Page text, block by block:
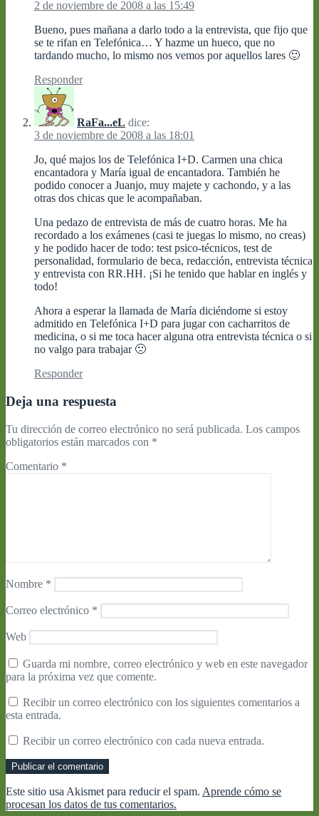
2 de noviembre de 2008 a las 15:49
Bueno, pues mañana a darlo todo a la entrevista, que fijo que
se te rifan en Telefónica… Y hazme un hueco, que no
tardando mucho, lo mismo nos vemos por aquellos lares 🙂
Responder
RaFa...eL dice:
3 de noviembre de 2008 a las 18:01
Jo, qué majos los de Telefónica I+D. Carmen una chica
encantadora y María igual de encantadora. También he
podido conocer a Juanjo, muy majete y cachondo, y a las
otras dos chicas que le acompañaban.
Una pedazo de entrevista de más de cuatro horas. Me ha
recordado a los exámenes (casi te juegas lo mismo, no creas)
y he podido hacer de todo: test psico-técnicos, test de
personalidad, formulario de beca, redacción, entrevista técnica
y entrevista con RR.HH. ¡Si he tenido que hablar en inglés y
todo!
Ahora a esperar la llamada de María diciéndome si estoy
admitido en Telefónica I+D para jugar con cacharritos de
medicina, o si me toca hacer alguna otra entrevista técnica o si
no valgo para trabajar 🙁
Responder
Deja una respuesta
Tu dirección de correo electrónico no será publicada. Los campos
obligatorios están marcados con *
Comentario *
Nombre *
Correo electrónico *
Web
Guarda mi nombre, correo electrónico y web en este navegador
para la próxima vez que comente.
Recibir un correo electrónico con los siguientes comentarios a
esta entrada.
Recibir un correo electrónico con cada nueva entrada.
Este sitio usa Akismet para reducir el spam. Aprende cómo se
procesan los datos de tus comentarios.